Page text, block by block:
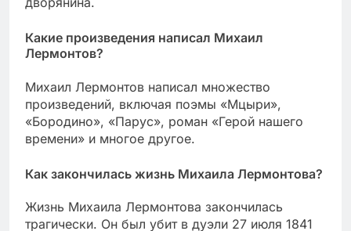
Какие произведения написал Михаил
Лермонтов?
Михаил Лермонтов написал множество
произведений, включая поэмы «Мцыри»,
«Бородино», «Парус», роман «Герой нашего
времени» и многое другое.
Как закончилась жизнь Михаила Лермонтова?
Жизнь Михаила Лермонтова закончилась
трагически. Он был убит в дуэли 27 июля 1841